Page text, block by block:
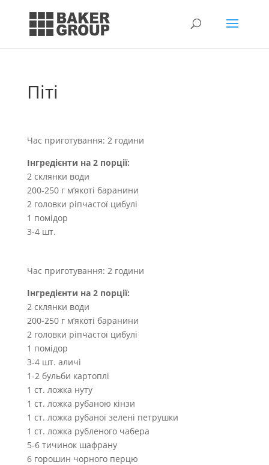
Піті
Час приготування: 2 години
Інгредієнти на 2 порції:
2 склянки води
200-250 г м’якоті баранини
2 головки ріпчастої цибулі
1 помідор
3-4 шт.
Час приготування: 2 години
Інгредієнти на 2 порції:
2 склянки води
200-250 г м’якоті баранини
2 головки ріпчастої цибулі
1 помідор
3-4 шт. аличі
1-2 бульби картоплі
1 ст. ложка нуту
1 ст. ложка рубаною кінзи
1 ст. ложка рубаної зелені петрушки
1 ст. ложка рубленого чабера
5-6 тичинок шафрану
6 горошин чорного перцю